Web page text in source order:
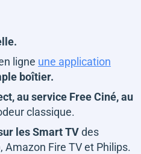
ligne une application
boîtier.
au service Free Ciné, au
classique.
les Smart TVdes
Amazon Fire TV et Philips.